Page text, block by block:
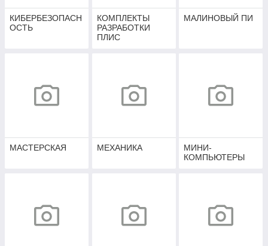
КИБЕРБЕЗОПАСН
ОСТЬ
КОМПЛЕКТЫ
РАЗРАБОТКИ
ПЛИС
МАЛИНОВЫЙ ПИ
МАСТЕРСКАЯ МЕХАНИКА
МИНИ-
КОМПЬЮТЕРЫ